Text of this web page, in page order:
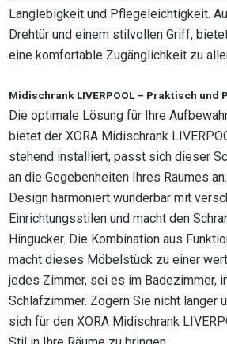
Langlebigkeit und Pflegeleichtigkeit.
Drehtür und einem stilvollen Griff,
eine komfortable Zugänglichkeit zu
Midischrank LIVERPOOL – Praktisch und
Die optimale Lösung für Ihre
bietet der XORA Midischrank
stehend installiert, passt sich dieser
an die Gegebenheiten Ihres Raumes
Design harmoniert wunderbar mit
Einrichtungsstilen und macht den
Hingucker. Die Kombination aus
macht dieses Möbelstück zu einer
jedes Zimmer, sei es im Badezimmer,
Schlafzimmer. Zögern Sie nicht länger
sich für den XORA Midischrank